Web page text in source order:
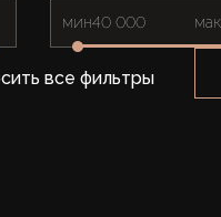
мин
все фильтры